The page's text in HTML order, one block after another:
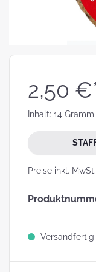
2,50
Inhalt: 14 Gramm
Preise inkl.